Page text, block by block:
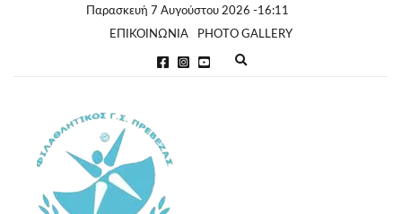
Παρασκευή 7 Αυγούστου 2026 -16:11
ΕΠΙΚΟΙΝΩΝΙΑ
PHOTO GALLERY